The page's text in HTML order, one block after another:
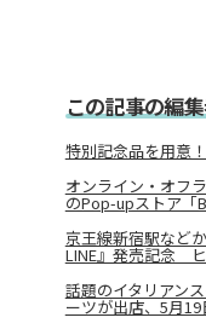
この記事の編
特別記念品を用意
オンライン・オフ
のPop-upストア「
京王線新宿駅など
LINE』発売記念
話題のイタリアン
ーツが出店、5月19